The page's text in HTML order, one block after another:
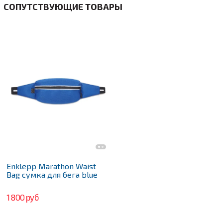
СОПУТСТВУЮЩИЕ ТОВАРЫ
Enklepp Marathon Waist
Bag сумка для бега blue
1 800 руб